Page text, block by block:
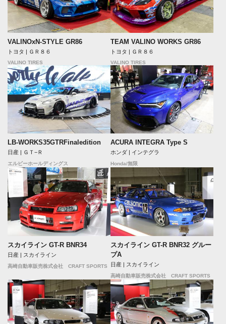
VALINOxN-STYLE GR86
トヨタ | ＧＲ８６
VALINO TIRES
TEAM VALINO WORKS GR86
トヨタ | ＧＲ８６
VALINO TIRES
LB-WORKS35GTRFinaledition
日産 | ＧＴ−Ｒ
エルビーホールディングス
ACURA INTEGRA Type S
ホンダ | インテグラ
Honda/無限
スカイライン GT-R BNR34
日産 | スカイライン
高崎自動車販売株式会社 CRAFT SPORTS
スカイライン GT-R BNR32 グルー
プA
日産 | スカイライン
高崎自動車販売株式会社 CRAFT SPORTS